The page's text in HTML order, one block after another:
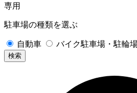
専用
駐車場の種類を選ぶ
自動車 バイク駐車場・駐輪
検索